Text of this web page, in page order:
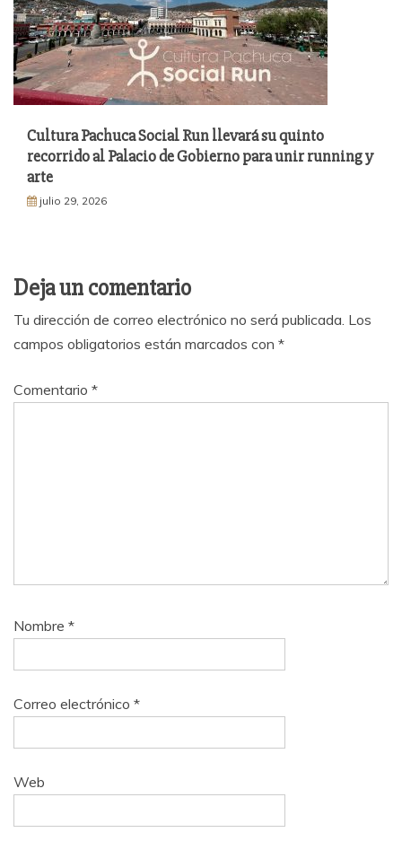
Cultura Pachuca Social Run llevará su quinto
recorrido al Palacio de Gobierno para unir running y
arte
julio 29, 2026
Deja un comentario
Tu dirección de correo electrónico no será publicada. Los
campos obligatorios están marcados con *
Comentario *
Nombre *
Correo electrónico *
Web